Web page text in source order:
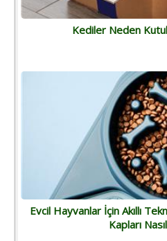
Kediler Neden
Evcil Hayvanlar İçin Akıllı
Kapları